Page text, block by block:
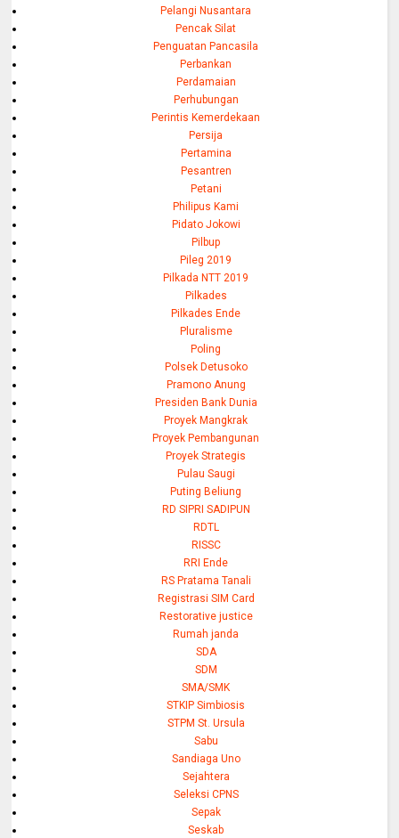
Pelangi Nusantara
Pencak Silat
Penguatan Pancasila
Perbankan
Perdamaian
Perhubungan
Perintis Kemerdekaan
Persija
Pertamina
Pesantren
Petani
Philipus Kami
Pidato Jokowi
Pilbup
Pileg 2019
Pilkada NTT 2019
Pilkades
Pilkades Ende
Pluralisme
Poling
Polsek Detusoko
Pramono Anung
Presiden Bank Dunia
Proyek Mangkrak
Proyek Pembangunan
Proyek Strategis
Pulau Saugi
Puting Beliung
RD SIPRI SADIPUN
RDTL
RISSC
RRI Ende
RS Pratama Tanali
Registrasi SIM Card
Restorative justice
Rumah janda
SDA
SDM
SMA/SMK
STKIP Simbiosis
STPM St. Ursula
Sabu
Sandiaga Uno
Sejahtera
Seleksi CPNS
Sepak
Seskab